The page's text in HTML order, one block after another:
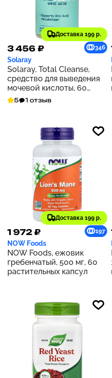
Доставка 199 р.
3 456 ₽ 346
Solaray
Solaray, Total Cleanse,
средство для выведения
мочевой кислоты, 60
растительных капсул
5 1 отзыв
Доставка 199 р.
1 972 ₽ 197
NOW Foods
NOW Foods, ежовик
гребенчатый, 500 мг, 60
растительных капсул